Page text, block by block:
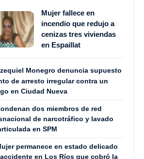
Mujer fallece en
incendio que redujo a
cenizas tres viviendas
en Espaillat
Monegro denuncia supuesto
de arresto irregular contra un
en Ciudad Nueva
dos miembros de red
de narcotráfico y lavado
en SPM
permanece en estado delicado
en Los Ríos que cobró la